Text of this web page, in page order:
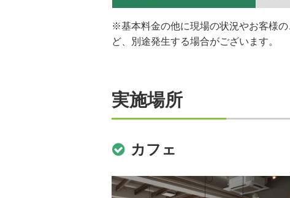
※基本料金の他に現場の状況やお客様
ど、別途発生する場合がございます。
実施場所
カフェ